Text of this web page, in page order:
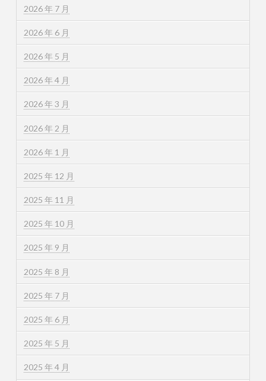
2026 年 7 月
2026 年 6 月
2026 年 5 月
2026 年 4 月
2026 年 3 月
2026 年 2 月
2026 年 1 月
2025 年 12 月
2025 年 11 月
2025 年 10 月
2025 年 9 月
2025 年 8 月
2025 年 7 月
2025 年 6 月
2025 年 5 月
2025 年 4 月